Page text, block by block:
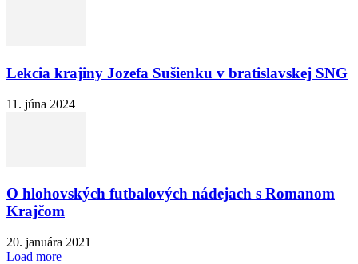
Lekcia krajiny Jozefa Sušienku v bratislavskej SNG
11. júna 2024
O hlohovských futbalových nádejach s Romanom
Krajčom
20. januára 2021
Load more